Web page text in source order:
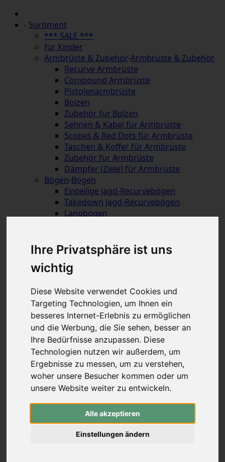
Ihre Privatsphäre ist uns
wichtig
Diese Website verwendet Cookies und
Targeting Technologien, um Ihnen ein
besseres Internet-Erlebnis zu ermöglichen
und die Werbung, die Sie sehen, besser an
Ihre Bedürfnisse anzupassen. Diese
Technologien nutzen wir außerdem, um
Ergebnisse zu messen, um zu verstehen,
woher unsere Besucher kommen oder um
unsere Website weiter zu entwickeln.
Alle akzeptieren
Einstellungen ändern
- Sortiment
*** SALE ***
für Kinder
Armbrüste & Zubehör-Armbrüste & Zubehör
Recurve Armbrüste
Compound Armbrüste
Pistolenarmbrüste
Bolzen
Zubehör für Bolzen
Sehnen & Kabel für Armbrüste
Scopes & Red Dots für Armbrüste
Taschen & Koffer für Armbrüste
Zubehör für Armbrüste
Dämpfer (Ziele) für Armbrüste
Bögen-Bögen
Einteilige Jagd-Recurvebögen
Takedown Jagd-Recurvebögen
Langbögen
Wurfarme (Schraubverschluss)
Recurve Mittelstücke (ILF)
Wurfarme (ILF, Formula)
Koreanische Bögen & Reiterbögen
Freizeitbögen & Sets
Bogenbau
rund um den Bogen-rund um den Bogen
Pfeilauflagen (zum Schrauben)
Pfeilauflagen (zum Kleben)
traditionelle Pfeilauflagen
Compound Blade Auflagen
Compound Prong Auflagen
Compound Drop-Away Pfeilauflagen
Compound Full Capture Auflagen
Stabilisation-Stabilisation
Mono- & Seitenstabis
Extender (Vorbauten)